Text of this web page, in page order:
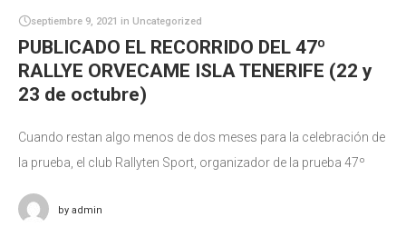
septiembre 9, 2021 in Uncategorized
PUBLICADO EL RECORRIDO DEL 47º
RALLYE ORVECAME ISLA TENERIFE (22 y
23 de octubre)
Cuando restan algo menos de dos meses para la celebración de
la prueba, el club Rallyten Sport, organizador de la prueba 47º
by admin